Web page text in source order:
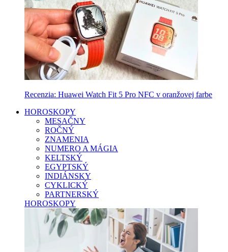
Recenzia: Huawei Watch Fit 5 Pro NFC v oranžovej farbe
HOROSKOPY
MESAČNY
ROČNÝ
ZNAMENIA
NUMERO A MÁGIA
KELTSKÝ
EGYPTSKÝ
INDIÁNSKY
CYKLICKÝ
PARTNERSKÝ
HOROSKOPY